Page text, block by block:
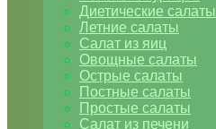
Диетические салаты
Летние салаты
Салат из яиц
Овощные салаты
Острые салаты
Постные салаты
Простые салаты
Салат из печени